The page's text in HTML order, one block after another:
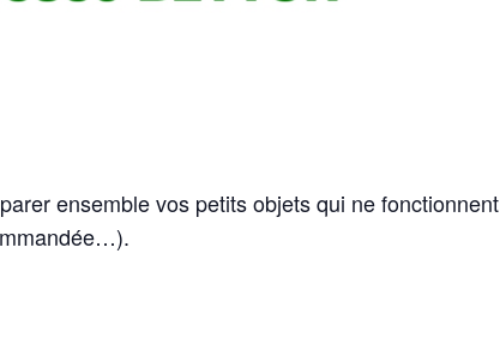
ensemble vos petits objets qui ne fonctionnent